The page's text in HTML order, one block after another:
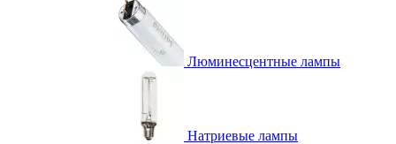
Люминесцентные лампы
Натриевые лампы